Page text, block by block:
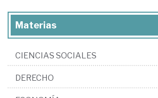
Materias
CIENCIAS SOCIALES
DERECHO